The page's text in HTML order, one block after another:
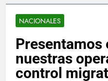
NACIONALES
Presentamos
nuestras
control